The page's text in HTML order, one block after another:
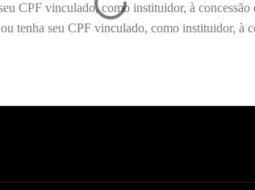
CPF vinculado, como instituidor, à
tenha seu CPF vinculado, como instituidor, à